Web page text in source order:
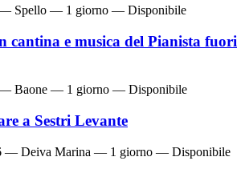
Spello — 1 giorno — Disponibile
cantina e musica del Pianista fuori
Baone — 1 giorno — Disponibile
a Sestri Levante
— Deiva Marina — 1 giorno — Disponibile